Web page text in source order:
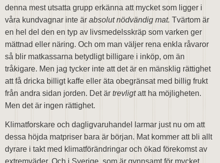
denna mest utsatta grupp erkänna att mycket som ligger i
våra kundvagnar inte är absolut nödvändig mat. Tvärtom är
en hel del den en typ av livsmedelsskräp som varken ger
mättnad eller näring. Och om man väljer rena enkla råvaror
så blir matkassarna betydligt billigare i inköp, om än
tråkigare. Men jag tycker inte att det är en mänsklig rättighet
att få dricka billigt kaffe eller äta obegränsat med billig frukt
från andra sidan jorden. Det är trevligtatt ha möjligheten.
Men det är ingen rättighet.
Klimatforskare och dagligvaruhandel larmar just nu om att
dessa höjda matpriser bara är början. Mat kommer att bli allt
dyrare i takt med klimatförändringar och ökad förekomst av
extremväder. Och i Sverige, som är gynnsamt för mycket